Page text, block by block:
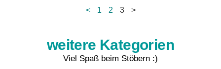
< 1 2 3 >
weitere Kategorien
Viel Spaß beim Stöbern :)